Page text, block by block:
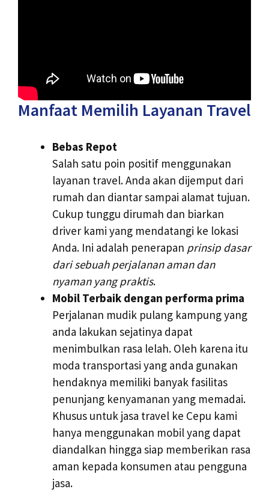
Manfaat Memilih Layanan Travel
Bebas Repot
Salah satu poin positif menggunakan
layanan travel. Anda akan dijemput dari
rumah dan diantar sampai alamat tujuan.
Cukup tunggu dirumah dan biarkan
driver kami yang mendatangi ke lokasi
Anda. Ini adalah penerapan prinsip dasar
dari sebuah perjalanan aman dan
nyaman yang praktis.
Mobil Terbaik dengan performa prima
Perjalanan mudik pulang kampung yang
anda lakukan sejatinya dapat
menimbulkan rasa lelah. Oleh karena itu
moda transportasi yang anda gunakan
hendaknya memiliki banyak fasilitas
penunjang kenyamanan yang memadai.
Khusus untuk jasa travel ke Cepu kami
hanya menggunakan mobil yang dapat
diandalkan hingga siap memberikan rasa
aman kepada konsumen atau pengguna
jasa.